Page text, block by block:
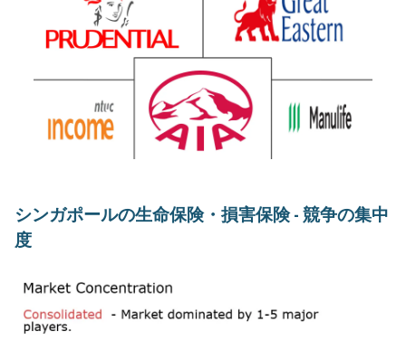
シンガポールの生命保険・損害保険 - 競争の集中
度